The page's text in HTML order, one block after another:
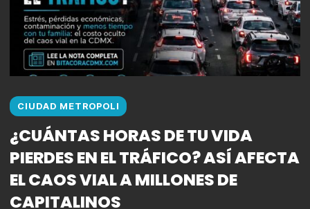
CIUDAD METROPOLI
¿CUÁNTAS HORAS DE TU VIDA
PIERDES EN EL TRÁFICO? ASÍ AFECTA
EL CAOS VIAL A MILLONES DE
CAPITALINOS